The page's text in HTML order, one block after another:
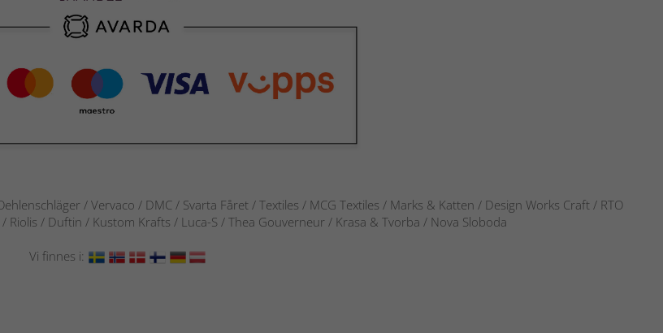
/ Vervaco / DMC / Svarta Fåret / Textiles / MCG Textiles / Marks & Katten / Design Works Craft / RTO
Riolis / Duftin / Kustom Krafts / Luca-S / Thea Gouverneur / Krasa & Tvorba / Nova Sloboda
Vi finnes i: